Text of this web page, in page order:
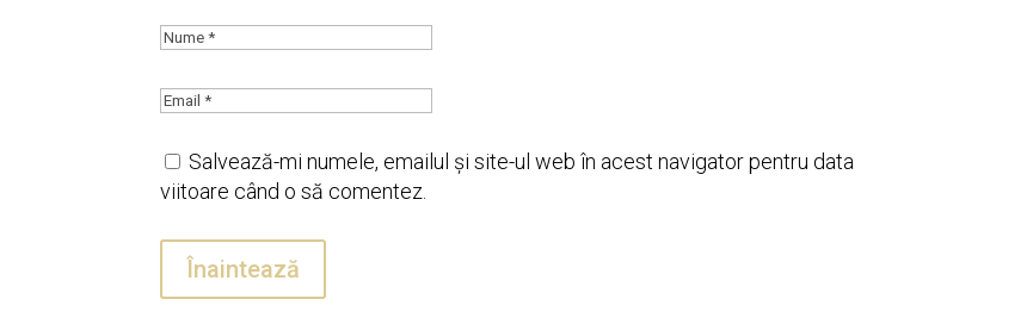
Salvează-mi numele, emailul și site-ul web în acest navigator pentru data
viitoare când o să comentez.
Înaintează